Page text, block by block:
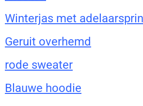
Winterjas met
Geruit overhemd
rode sweater
Blauwe hoodie